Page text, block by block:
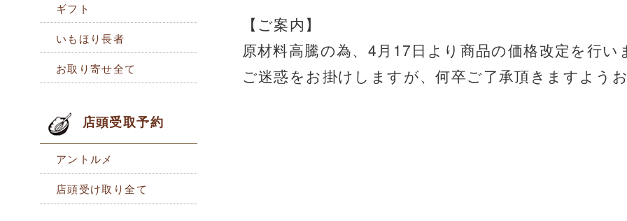
ギフト
いもほり長者
お取り寄せ全て
店頭受取予約
アントルメ
店頭受け取り全て
【ご案内】
原材料高騰の為、4月17日より商品の価格改定を行い
ご迷惑をお掛けしますが、何卒ご了承頂きますよう